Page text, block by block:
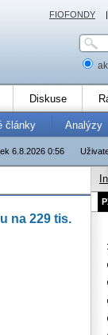
Diskuse
články Analýzy
6.8.2026 0:56
na 229 tis.
FIOFONDY |